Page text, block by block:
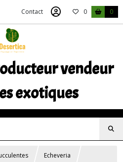
Contact 0 0
vendeur
exotiques
Echeveria